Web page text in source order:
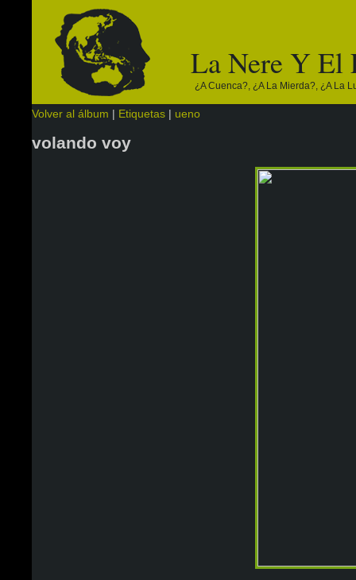
La Nere Y
¿a Cuenca?, ¿a La Mierda?, ¿a La
Volver al álbum | Etiquetas | ueno
volando voy